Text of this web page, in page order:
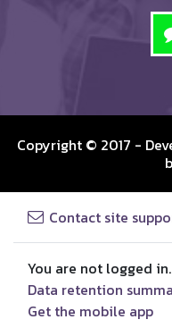
Copyright © 2017 -
Contact site
You are not logged
Data retention
Get the mobile app